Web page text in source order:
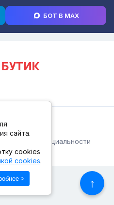
БОТ В MAX
↑
БУТИК.
конфиденциальности
в Фидживеб
сайта.
cookies
cookies.
>